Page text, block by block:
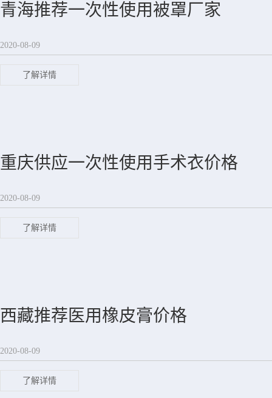
青海推荐一次性使用被罩厂家
2020-08-09
了解详情
重庆供应一次性使用手术衣价格
2020-08-09
了解详情
西藏推荐医用橡皮膏价格
2020-08-09
了解详情